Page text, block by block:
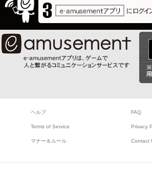
ヘルプ FAQ
Terms of Service Privacy
マナー＆ルール Contact